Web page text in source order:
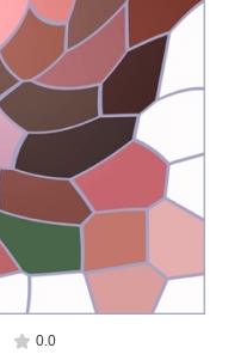
454x600
0.0